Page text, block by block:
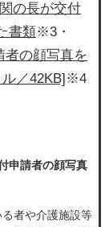
の長が交付
書類​​※3・​
者の顔写真を
／42KB]※4
申請者の顔写真
者や介護施設等